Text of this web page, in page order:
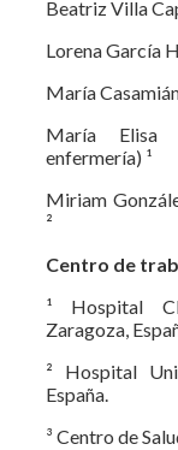
Beatriz Villa
Lorena García
María
María Elisa
enfermería) ¹
Miriam
²
Centro de
¹ Hospital
Zaragoza,
² Hospital
España.
³ Centro de